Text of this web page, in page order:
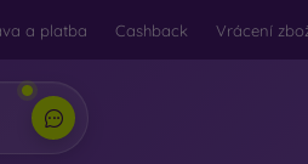
a platba Cashback Vrácení